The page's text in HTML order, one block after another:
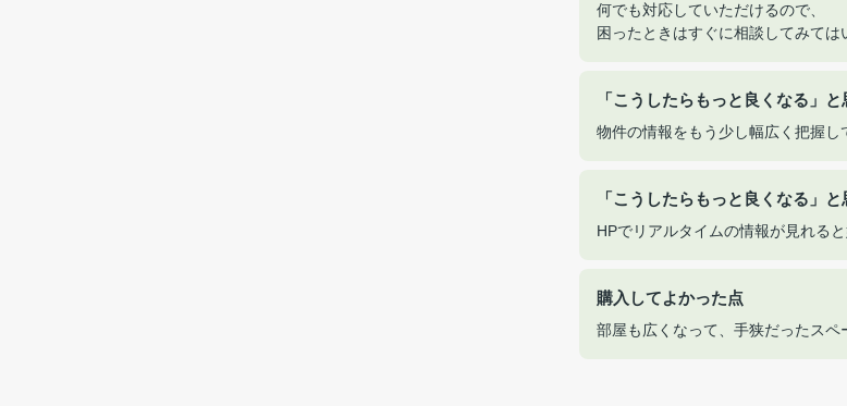
何でも対応していただけるので、
困ったときはすぐに相談してみては
「こうしたらもっと良くなる」
物件の情報をもう少し幅広く把握し
「こうしたらもっと良くなる」
HPでリアルタイムの情報が見れると
購入してよかった点
部屋も広くなって、手狭だったスペ